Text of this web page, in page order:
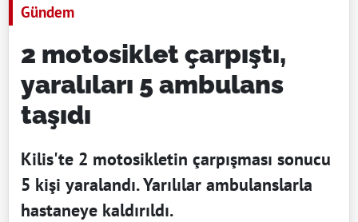
Gündem
2 motosiklet çarpıştı,
yaralıları 5 ambulans
taşıdı
Kilis'te 2 motosikletin çarpışması sonucu
5 kişi yaralandı. Yarılılar ambulanslarla
hastaneye kaldırıldı.